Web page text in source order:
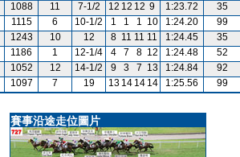
1088 11 7-1/2 12 12 12 9 1:23.72
35
1115 6 10-1/2 1 1 1 10 1:24.20
99
1243 10 12 8 11 11 11 1:24.45
35
1186 1 12-1/4 4 7 8 12 1:24.48
52
1052 12 14-1/2 9 3 7 13 1:24.84
92
1097 7 19 13 14 14 14 1:25.56 99
賽事沿途走位圖片